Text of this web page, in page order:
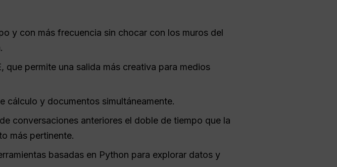
y con más frecuencia sin chocar con los muros del
que permite una salida más creativa para medios
cálculo y documentos simultáneamente.
conversaciones anteriores el doble de tiempo que la
más pertinente.
basadas en Python para explorar datos y